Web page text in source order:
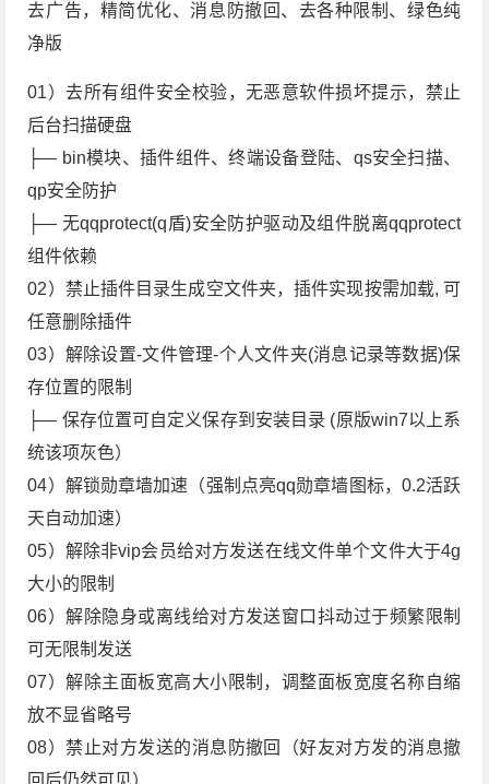
去广告，精简优化、消息防撤回、去各种限制、绿色纯
净版
01）去所有组件安全校验，无恶意软件损坏提示，禁止
后台扫描硬盘
├— bin模块、插件组件、终端设备登陆、qs安全扫描、
qp安全防护
├— 无qqprotect(q盾)安全防护驱动及组件脱离qqprotect
组件依赖
02）禁止插件目录生成空文件夹，插件实现按需加载, 可
任意删除插件
03）解除设置-文件管理-个人文件夹(消息记录等数据)保
存位置的限制
├— 保存位置可自定义保存到安装目录 (原版win7以上系
统该项灰色）
04）解锁勋章墙加速（强制点亮qq勋章墙图标，0.2活跃
天自动加速）
05）解除非vip会员给对方发送在线文件单个文件大于4g
大小的限制
06）解除隐身或离线给对方发送窗口抖动过于频繁限制
可无限制发送
07）解除主面板宽高大小限制，调整面板宽度名称自缩
放不显省略号
08）禁止对方发送的消息防撤回（好友对方发的消息撤